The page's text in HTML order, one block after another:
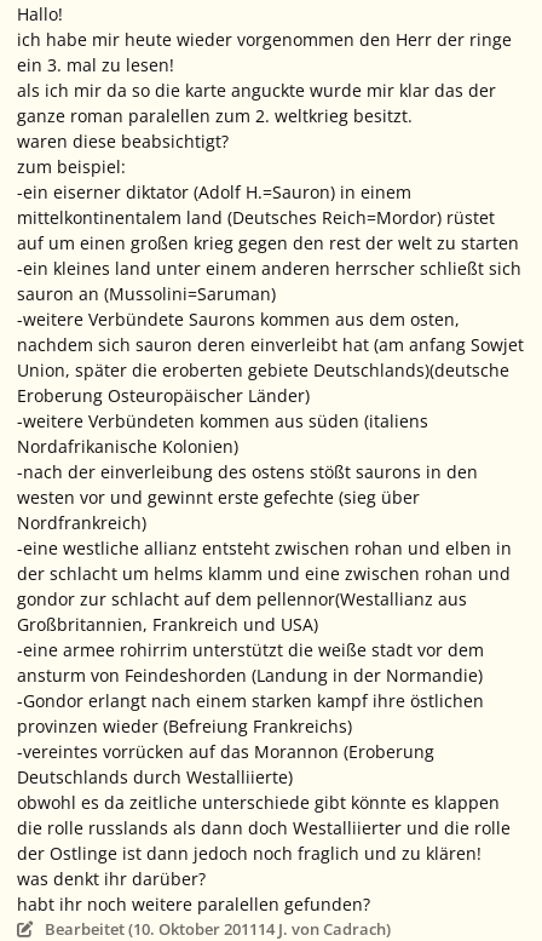
Hallo!
ich habe mir heute wieder vorgenommen den Herr der ringe
ein 3. mal zu lesen!
als ich mir da so die karte anguckte wurde mir klar das der
ganze roman paralellen zum 2. weltkrieg besitzt.
waren diese beabsichtigt?
zum beispiel:
-ein eiserner diktator (Adolf H.=Sauron) in einem
mittelkontinentalem land (Deutsches Reich=Mordor) rüstet
auf um einen großen krieg gegen den rest der welt zu starten
-ein kleines land unter einem anderen herrscher schließt sich
sauron an (Mussolini=Saruman)
-weitere Verbündete Saurons kommen aus dem osten,
nachdem sich sauron deren einverleibt hat (am anfang Sowjet
Union, später die eroberten gebiete Deutschlands)(deutsche
Eroberung Osteuropäischer Länder)
-weitere Verbündeten kommen aus süden (italiens
Nordafrikanische Kolonien)
-nach der einverleibung des ostens stößt saurons in den
westen vor und gewinnt erste gefechte (sieg über
Nordfrankreich)
-eine westliche allianz entsteht zwischen rohan und elben in
der schlacht um helms klamm und eine zwischen rohan und
gondor zur schlacht auf dem pellennor(Westallianz aus
Großbritannien, Frankreich und USA)
-eine armee rohirrim unterstützt die weiße stadt vor dem
ansturm von Feindeshorden (Landung in der Normandie)
-Gondor erlangt nach einem starken kampf ihre östlichen
provinzen wieder (Befreiung Frankreichs)
-vereintes vorrücken auf das Morannon (Eroberung
Deutschlands durch Westalliierte)
obwohl es da zeitliche unterschiede gibt könnte es klappen
die rolle russlands als dann doch Westalliierter und die rolle
der Ostlinge ist dann jedoch noch fraglich und zu klären!
was denkt ihr darüber?
habt ihr noch weitere paralellen gefunden?
Bearbeitet (10. Oktober 201114 J. von Cadrach)